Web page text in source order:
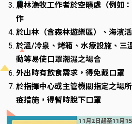
農林漁牧工作者於空曠處（例如
作
於山林（含森林遊樂區）、海濱
於溫/冷泉、烤箱、水療設施、三
動等易使口罩潮濕之場合
外出時有飲食需求，得免戴口罩
於指揮中心或主管機關指定之場
疫措施，得暫時脫下口罩